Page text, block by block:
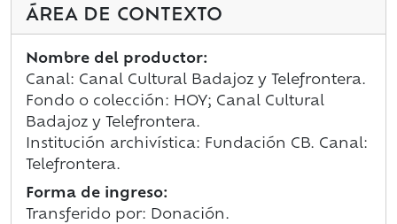
ÁREA DE CONTEXTO
Nombre del productor:
Canal: Canal Cultural Badajoz y Telefrontera.
Fondo o colección: HOY; Canal Cultural
Badajoz y Telefrontera.
Institución archivística: Fundación CB. Canal:
Telefrontera.
Forma de ingreso:
Transferido por: Donación.